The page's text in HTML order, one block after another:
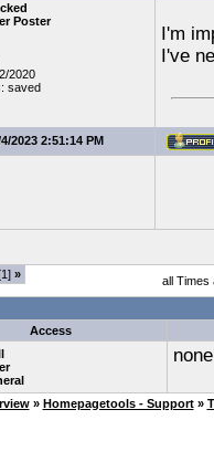
Poster
2020
saved
I'm
I've
4/2023 2:51:14 PM
» all Times
Access
none
» Homepagetools - Support »